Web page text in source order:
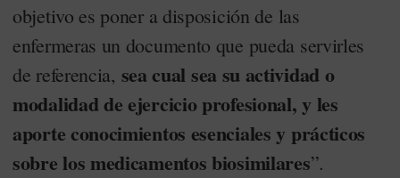
objetivo es poner a disposición de las
enfermeras un documento que pueda servirles
de referencia, sea cual sea su actividad o
modalidad de ejercicio profesional, y les
aporte conocimientos esenciales y prácticos
sobre los medicamentos biosimilares”.